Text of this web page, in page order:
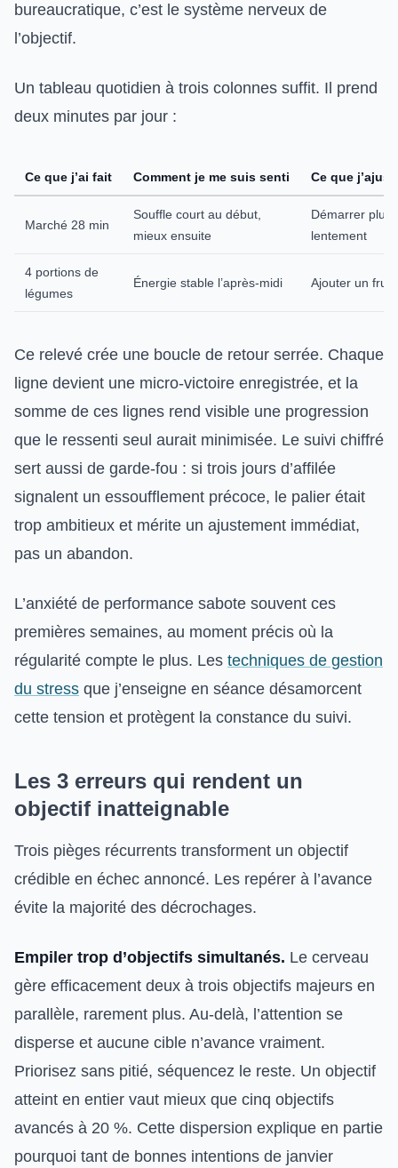
bureaucratique, c’est le système nerveux de
l’objectif.
Un tableau quotidien à trois colonnes suffit. Il prend
deux minutes par jour :
Ce que j’ai fait Comment je me suis senti Ce que
Marché 28 min
Souffle court au début,
mieux ensuite
Démarrer plus
lentement
4 portions de
légumes
Énergie stable l’après-midi Ajouter un fruit
Ce relevé crée une boucle de retour serrée. Chaque
ligne devient une micro-victoire enregistrée, et la
somme de ces lignes rend visible une progression
que le ressenti seul aurait minimisée. Le suivi chiffré
sert aussi de garde-fou : si trois jours d’affilée
signalent un essoufflement précoce, le palier était
trop ambitieux et mérite un ajustement immédiat,
pas un abandon.
L’anxiété de performance sabote souvent ces
premières semaines, au moment précis où la
régularité compte le plus. Les techniques de gestion
du stress que j’enseigne en séance désamorcent
cette tension et protègent la constance du suivi.
Les 3 erreurs qui rendent un
objectif inatteignable
Trois pièges récurrents transforment un objectif
crédible en échec annoncé. Les repérer à l’avance
évite la majorité des décrochages.
Empiler trop d’objectifs simultanés. Le cerveau
gère efficacement deux à trois objectifs majeurs en
parallèle, rarement plus. Au-delà, l’attention se
disperse et aucune cible n’avance vraiment.
Priorisez sans pitié, séquencez le reste. Un objectif
atteint en entier vaut mieux que cinq objectifs
avancés à 20 %. Cette dispersion explique en partie
pourquoi tant de bonnes intentions de janvier